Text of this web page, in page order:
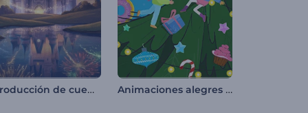
Introducción de cuento de hadas Animaciones alegres de Navidad